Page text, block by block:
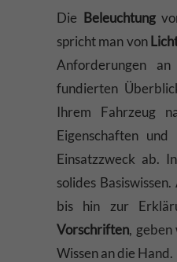
Die Beleuchtung
spricht man von
Anforderungen
fundierten
Ihrem Fahrzeug
Eigenschaften
Einsatzzweck ab.
solides
bis hin zur
Vorschriften,
Wissen an die Hand.